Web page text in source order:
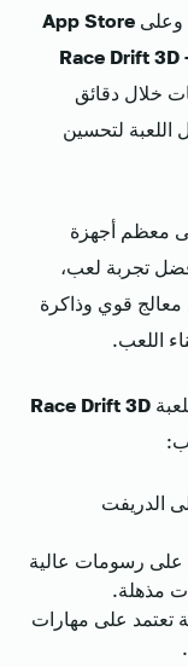
وعلى App Store
خلال دقائق
اللعبة لتحسين
معظم أجهزة
تجربة لعب،
قوي وذاكرة
اللعب.
Race Drift 3D
الدريفت
على رسومات عالية
مذهلة.
تعتمد على مهارات